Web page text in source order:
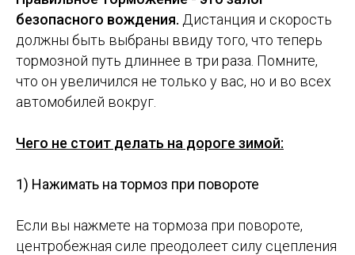
безопасного вождения. Дистанция и скорость
должны быть выбраны ввиду того, что теперь
тормозной путь длиннее в три раза. Помните,
что он увеличился не только у вас, но и во всех
автомобилей вокруг.
Чего не стоит делать на дороге зимой:
1) Нажимать на тормоз при повороте
Если вы нажмете на тормоза при повороте,
центробежная силе преодолеет силу сцепления